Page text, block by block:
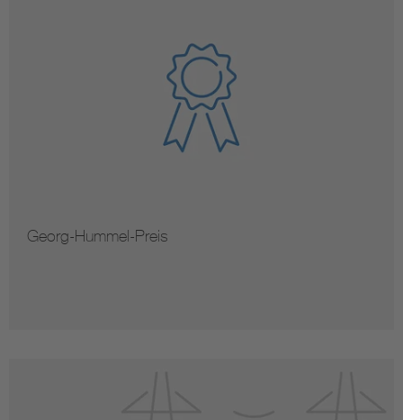
Georg-Hummel-Preis